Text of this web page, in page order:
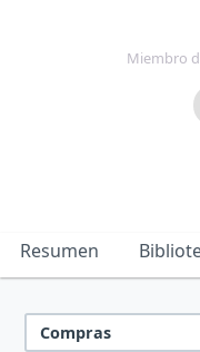
Miembro
Resumen